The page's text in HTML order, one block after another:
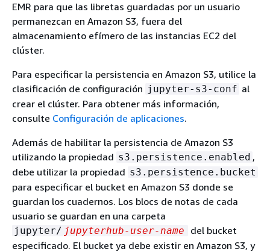
EMR para que las libretas guardadas por un usuario
permanezcan en Amazon S3, fuera del
almacenamiento efímero de las instancias EC2 del
clúster.
Para especificar la persistencia en Amazon S3, utilice la
clasificación de configuración jupyter-s3-conf al
crear el clúster. Para obtener más información,
consulte Configuración de aplicaciones.
Además de habilitar la persistencia de Amazon S3
utilizando la propiedad s3.persistence.enabled ,
debe utilizar la propiedad s3.persistence.bucket
para especificar el bucket en Amazon S3 donde se
guardan los cuadernos. Los blocs de notas de cada
usuario se guardan en una carpeta
jupyter/ jupyterhub-user-name
del bucket
especificado. El bucket ya debe existir en Amazon S3, y